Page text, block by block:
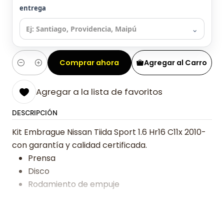
entrega
⌄
Cantidad
Agregar al Carro
Comprar ahora
Agregar a la lista de favoritos
DESCRIPCIÓN
Kit Embrague Nissan Tiida Sport 1.6 Hr16 C11x 2010-
con garantía y calidad certificada.
Prensa
Disco
Rodamiento de empuje